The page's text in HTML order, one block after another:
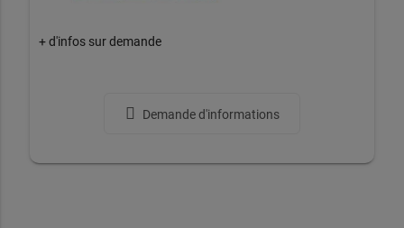
+ d'infos sur demande
Demande d'informations